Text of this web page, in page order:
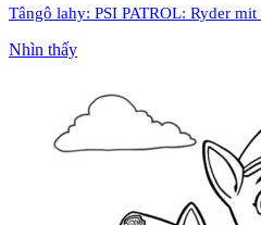
Tângô lahy: PSI PATROL: Ryder
Nhìn thấy